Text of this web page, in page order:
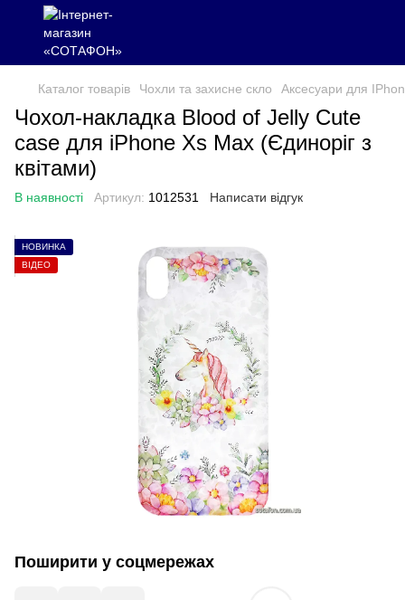
Каталог товарів Чохли та захисне скло Аксесуари для
Чохол-накладка Blood of Jelly Cute
case для iPhone Xs Max (Єдиноріг з
квітами)
В наявності Артикул: 1012531 Написати відгук
НОВИНКА
ВІДЕО
Поширити у соцмережах